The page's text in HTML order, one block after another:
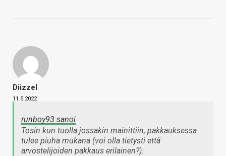
Diizzel
11.5.2022
runboy93 sanoi
Tosin kun tuolla jossakin mainittiin, pakkauksessa
tulee piuha mukana (voi olla tietysti että
arvostelijoiden pakkaus erilainen?):